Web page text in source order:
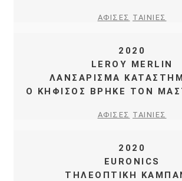
ΑΦΙΣΕΣ ΤΑΙΝΙΕΣ
2020
LEROY MERLIN
ΛΑΝΣΑΡΙΣΜΑ
Ο ΚΗΦΙΣΟΣ ΒΡΗΚΕ ΤΟΝ
ΑΦΙΣΕΣ ΤΑΙΝΙΕΣ
2020
EURONICS
ΤΗΛΕΟΠΤΙΚΗ